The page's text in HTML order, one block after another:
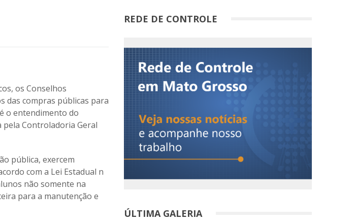
os Conselhos
das compras públicas para
o entendimento do
pela Controladoria Geral
pública, exercem
com a Lei Estadual n
não somente na
para a manutenção e
REDE DE CONTROLE
ÚLTIMA GALERIA